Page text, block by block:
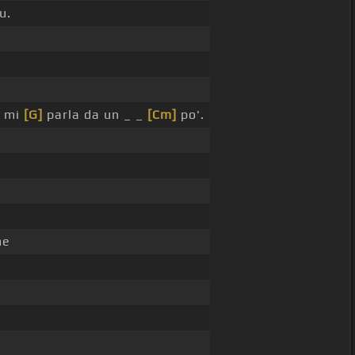
[G] parla da un _ _ [Cm] po'.